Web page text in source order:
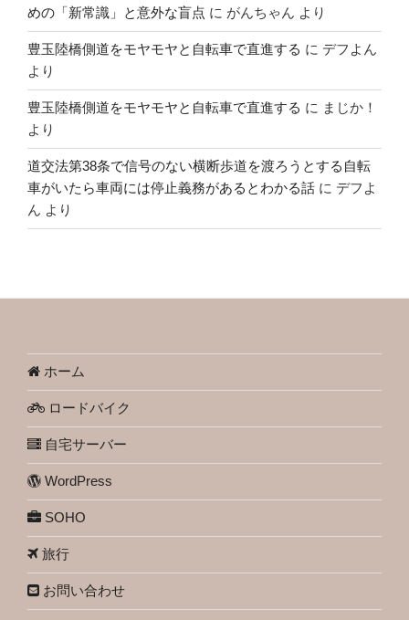
めの「新常識」と意外な盲点 に がんちゃん より
豊玉陸橋側道をモヤモヤと自転車で直進する に デフよん
より
豊玉陸橋側道をモヤモヤと自転車で直進する に まじか！
より
道交法第38条で信号のない横断歩道を渡ろうとする自転
車がいたら車両には停止義務があるとわかる話 に デフよ
ん より
ホーム
ロードバイク
自宅サーバー
WordPress
SOHO
旅行
お問い合わせ